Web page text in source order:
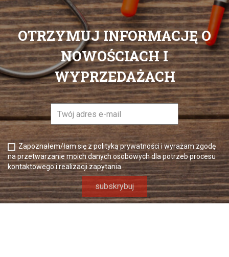
OTRZYMUJ INFORMACJĘ O
NOWOŚCIACH I
WYPRZEDAŻACH
Zapoznałem/łam się z polityką prywatności i wyrażam zgodę
na przetwarzanie moich danych osobowych dla potrzeb procesu
kontaktowego i realizacji zapytania.